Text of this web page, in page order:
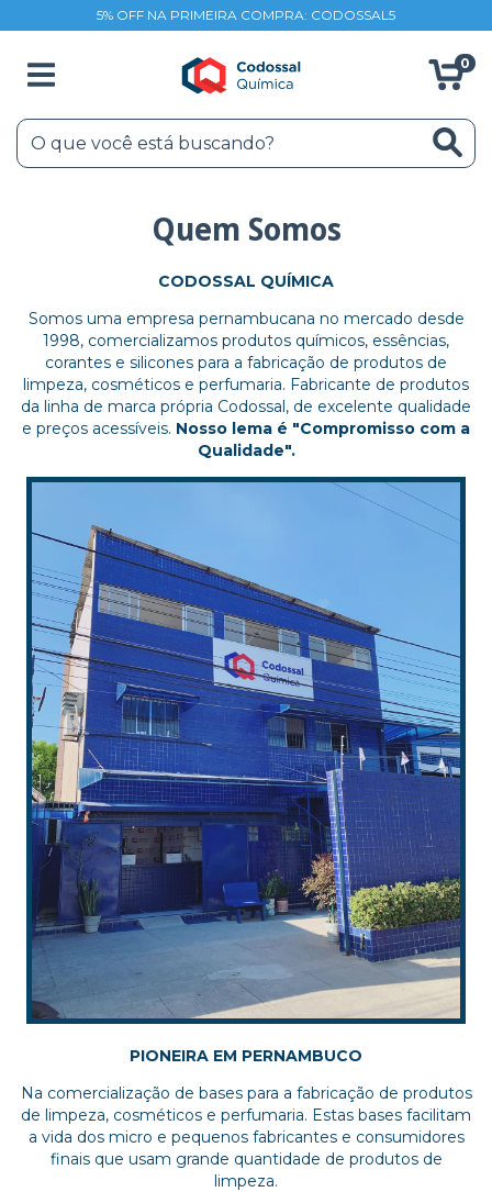
5% OFF NA PRIMEIRA COMPRA: CODOSSAL5
0
Quem Somos
CODOSSAL QUÍMICA
Somos uma empresa pernambucana no mercado desde
1998, comercializamos produtos químicos, essências,
corantes e silicones para a fabricação de produtos de
limpeza, cosméticos e perfumaria. Fabricante de produtos
da linha de marca própria Codossal, de excelente qualidade
e preços acessíveis. Nosso lema é "Compromisso com a
Qualidade".
PIONEIRA EM PERNAMBUCO
Na comercialização de bases para a fabricação de produtos
de limpeza, cosméticos e perfumaria. Estas bases facilitam
a vida dos micro e pequenos fabricantes e consumidores
finais que usam grande quantidade de produtos de
limpeza.